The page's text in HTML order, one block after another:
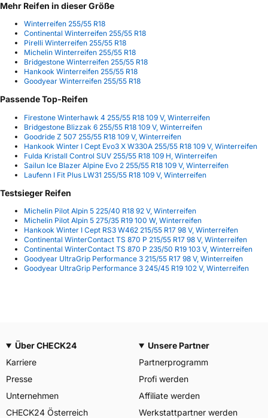
Mehr Reifen in dieser Größe
Winterreifen 255/55 R18
Continental Winterreifen 255/55 R18
Pirelli Winterreifen 255/55 R18
Michelin Winterreifen 255/55 R18
Bridgestone Winterreifen 255/55 R18
Hankook Winterreifen 255/55 R18
Goodyear Winterreifen 255/55 R18
Passende Top-Reifen
Firestone Winterhawk 4 255/55 R18 109 V, Winterreifen
Bridgestone Blizzak 6 255/55 R18 109 V, Winterreifen
Goodride Z 507 255/55 R18 109 V, Winterreifen
Hankook Winter I Cept Evo3 X W330A 255/55 R18 109 V, Winterreifen
Fulda Kristall Control SUV 255/55 R18 109 H, Winterreifen
Sailun Ice Blazer Alpine Evo 2 255/55 R18 109 V, Winterreifen
Laufenn I Fit Plus LW31 255/55 R18 109 V, Winterreifen
Testsieger Reifen
Michelin Pilot Alpin 5 225/40 R18 92 V, Winterreifen
Michelin Pilot Alpin 5 275/35 R19 100 W, Winterreifen
Hankook Winter I Cept RS3 W462 215/55 R17 98 V, Winterreifen
Continental WinterContact TS 870 P 215/55 R17 98 V, Winterreifen
Continental WinterContact TS 870 P 235/50 R19 103 V, Winterreifen
Goodyear UltraGrip Performance 3 215/55 R17 98 V, Winterreifen
Goodyear UltraGrip Performance 3 245/45 R19 102 V, Winterreifen
Über CHECK24
Karriere
Presse
Unternehmen
CHECK24 Österreich
Unsere Partner
Partnerprogramm
Profi werden
Affiliate werden
Werkstattpartner werden